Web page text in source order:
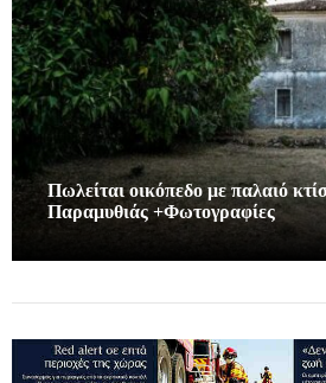
Πωλείται οικόπεδο με παλαιό
Παραμυθιάς +Φωτογραφίες